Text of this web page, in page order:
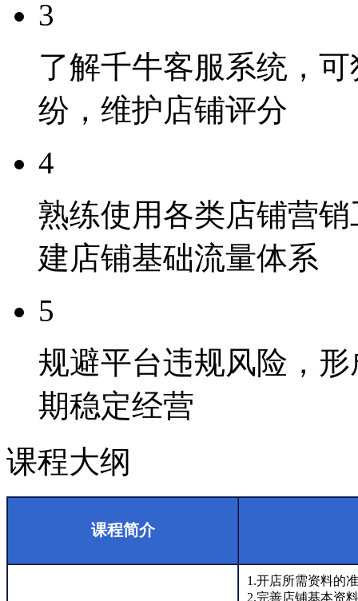
3
了解千牛客服系统，
纷，维护店铺评分
4
熟练使用各类店铺营
建店铺基础流量体系
5
规避平台违规风险，
期稳定经营
课程大纲
课程简介
1.开店所需资料的
2.完善店铺基本资